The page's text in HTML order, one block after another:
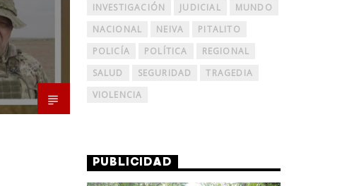
INVESTIGACIÓN
JUDICIAL
MUNDO
NACIONAL
NEIVA
PITALITO
POLICÍA
POLÍTICA
REGIONAL
SALUD
SEGURIDAD
TRAGEDIA
VIOLENCIA
PUBLICIDAD